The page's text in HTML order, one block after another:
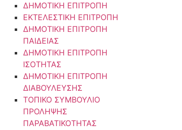
ΔΗΜΟΤΙΚΗ ΕΠΙΤΡΟΠΗ
ΕΚΤΕΛΕΣΤΙΚΗ ΕΠΙΤΡΟΠΗ
ΔΗΜΟΤΙΚΗ ΕΠΙΤΡΟΠΗ
ΠΑΙΔΕΙΑΣ
ΔΗΜΟΤΙΚΗ ΕΠΙΤΡΟΠΗ
ΙΣΟΤΗΤΑΣ
ΔΗΜΟΤΙΚΗ ΕΠΙΤΡΟΠΗ
ΔΙΑΒΟΥΛΕΥΣΗΣ
ΤΟΠΙΚΟ ΣΥΜΒΟΥΛΙΟ
ΠΡΟΛΗΨΗΣ
ΠΑΡΑΒΑΤΙΚΟΤΗΤΑΣ